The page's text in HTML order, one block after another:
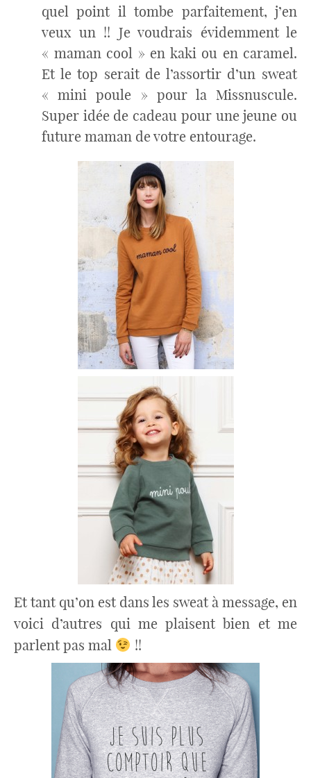
quel point il tombe parfaitement, j’en
veux un !! Je voudrais évidemment le
« maman cool » en kaki ou en caramel.
Et le top serait de l’assortir d’un sweat
« mini poule » pour la Missnuscule.
Super idée de cadeau pour une jeune ou
future maman de votre entourage.
Et tant qu’on est dans les sweat à message, en
voici d’autres qui me plaisent bien et me
parlent pas mal
!!